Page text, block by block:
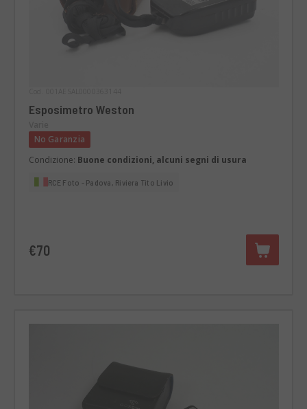
Esposimetro Weston
No Garanzia
Condizione: Buone condizioni, alcuni segni di usura
RCE Foto - Padova, Riviera Tito Livio
€70